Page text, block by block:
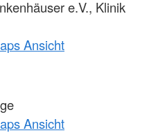
e.V., Klinik
Ansicht
Ansicht